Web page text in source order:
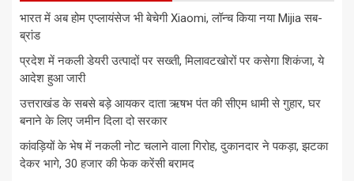
भारत में अब होम एप्लायंसेज भी बेचेगी Xiaomi, लॉन्च किया नया Mijia सब-
ब्रांड
प्रदेश में नकली डेयरी उत्पादों पर सख्ती, मिलावटखोरों पर कसेगा शिकंजा, ये
आदेश हुआ जारी
उत्तराखंड के सबसे बड़े आयकर दाता ऋषभ पंत की सीएम धामी से गुहार, घर
बनाने के लिए जमीन दिला दो सरकार
कांवड़ियों के भेष में नकली नोट चलाने वाला गिरोह, दुकानदार ने पकड़ा, झटका
देकर भागे, 30 हजार की फेक करेंसी बरामद